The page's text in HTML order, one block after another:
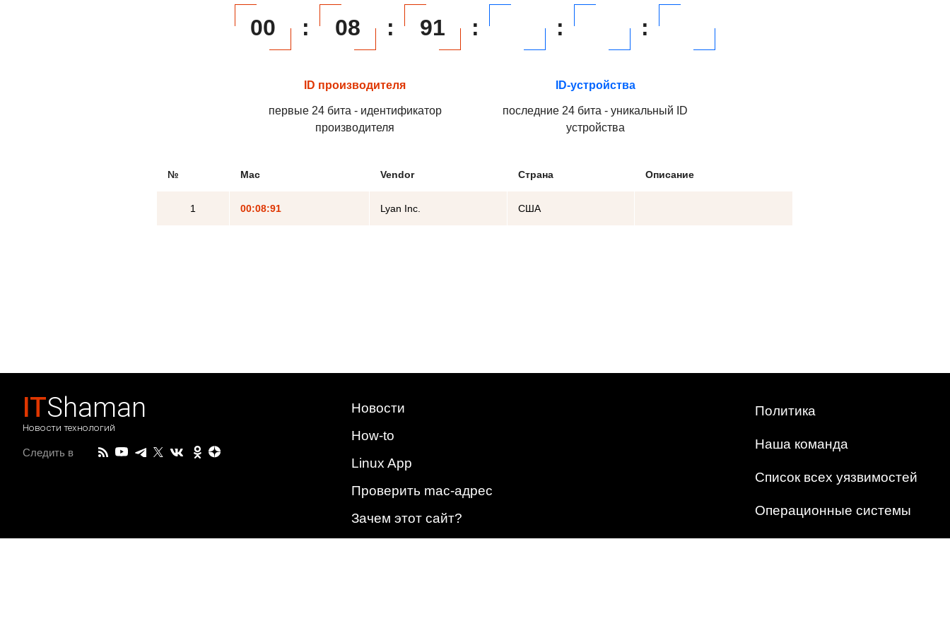
00 : 08 : 91 : : :
ID производителя
первые 24 бита - идентификатор
производителя
ID-устройства
последние 24 бита - уникальный ID
устройства
№ Mac Vendor Страна Описание
1 00:08:91 Lyan Inc. США
ITShaman
Новости технологий
Следить в
Новости
How-to
Linux App
Проверить mac-адрес
Зачем этот сайт?
Политика
Наша команда
Список всех уязвимостей
Операционные системы